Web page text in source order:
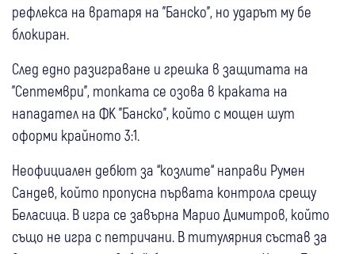
рефлекса на вратаря на "Банско", но ударът му бе
блокиран.
След едно разиграване и грешка в защитата на
"Септември", топката се озова в краката на
нападател на ФК "Банско", който с мощен шут
оформи крайното 3:1.
Неофициален дебют за “козлите“ направи Румен
Сандев, който пропусна първата контрола срещу
Беласица. В игра се завърна Марио Димитров, който
също не игра с петричани. В титулярния състав за